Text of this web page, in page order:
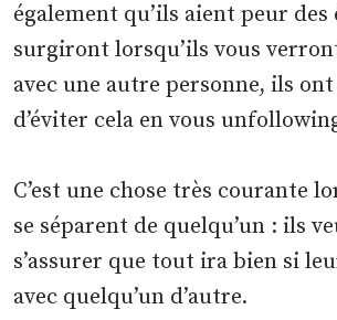
également qu’ils aient peur
surgiront lorsqu’ils vous
avec une autre personne, ils
d’éviter cela en vous
C’est une chose très courante
se séparent de quelqu’un : ils
s’assurer que tout ira bien si
avec quelqu’un d’autre.